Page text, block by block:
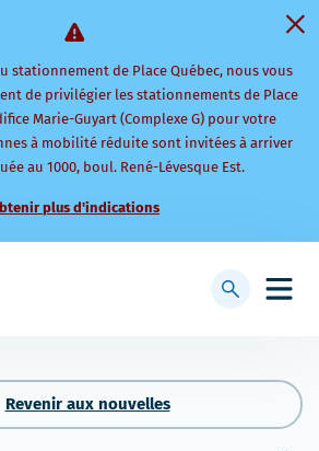
stationnement de Place Québec, nous vous
de privilégier les stationnements de Place
Marie-Guyart (Complexe G) pour votre
à mobilité réduite sont invitées à arriver
au 1000, boul. René-Lévesque Est.
plus d'indications
Afficher
recherche
Revenir aux nouvelles